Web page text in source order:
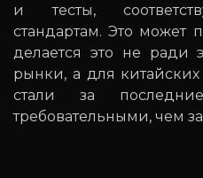
и тесты,
стандартам. Это может
делается это не ради
рынки, а для
стали за
требовательными, чем